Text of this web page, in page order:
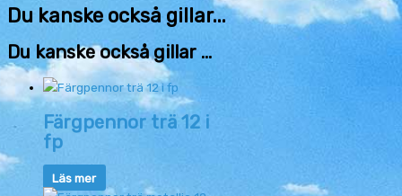
Du kanske också gillar...
Du kanske också gillar …
Färgpennor trä 12 i
fp
Läs mer